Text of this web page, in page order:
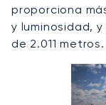
proporciona
y luminosidad,
de 2.011 metros.